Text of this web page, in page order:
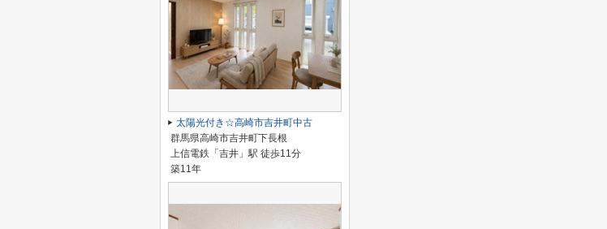
太陽光付き☆高崎市吉井町中古
群馬県高崎市吉井町下長根
上信電鉄「吉井」駅 徒歩11分
築11年